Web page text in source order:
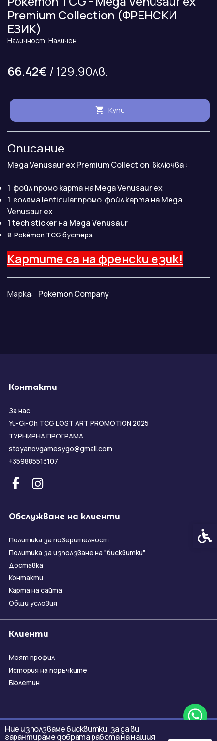
Premium Collection (ФРЕНСКИ
ЕЗИК)
Наличност: Наличен
66.42€ / 129.90лв.
Купи
Описание
Mega Venusaur ex Premium Collection включва :
1 фойл промо карта на Mega Venusaur ex
1 голяма lenticular промо фойл карта на Mega
Venusaur ex
1 tech sticker на Mega Venusaur
8 Pokémon TCG бустера
Картите са на френски език!
Марка: Pokemon Company
Ние използваме бисквитки, за да ви
гарантираме добрата работа на нашия
Контакти
За нас
Yu-Gi-Oh TCG LOST ART PROMOTION 2025
ТУРНИРНА ПРОГРАМА
stoyanovgamesygo@gmail.com
+359885513107
Обслужване на клиенти
Политика за поверителност
Политика за използване на "бисквитки"
Доставка
Контакти
Карта на сайта
Общи условия
Клиенти
Моят профил
История на поръчките
Бюлетин